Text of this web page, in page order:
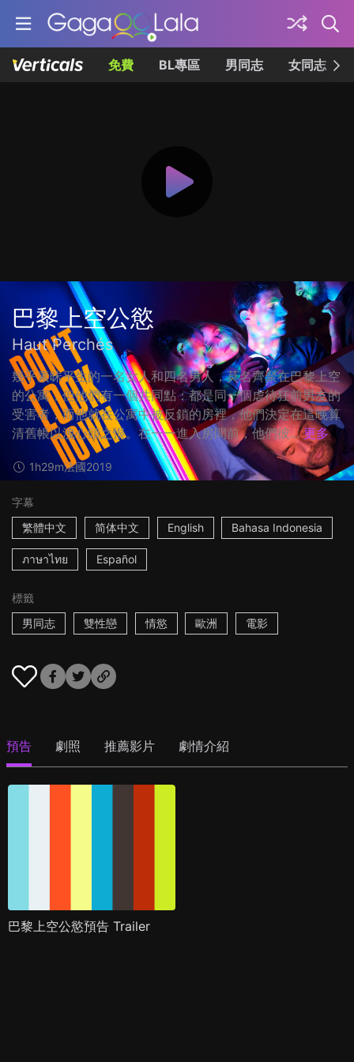
免費 BL專區 男同志 女同志
巴黎上空公慾
Haut Perchés
幾乎素昧平生的一名女人和四名男人，莫名齊聚在巴黎上空
的公寓，但他們有一個共同點：都是同一個虐待狂前男友的
受害者，而他就在公寓中被反鎖的房裡，他們決定在這晚算
清舊帳以洩心頭之恨。在一一進入房間前，他們彼... 更多
1h29m法國2019
字幕
繁體中文
简体中文 English Bahasa Indonesia
ภาษาไทย Español
標籤
男同志
雙性戀 情慾 歐洲 電影
預告 劇照 推薦影片 劇情介紹
巴黎上空公慾預告 Trailer